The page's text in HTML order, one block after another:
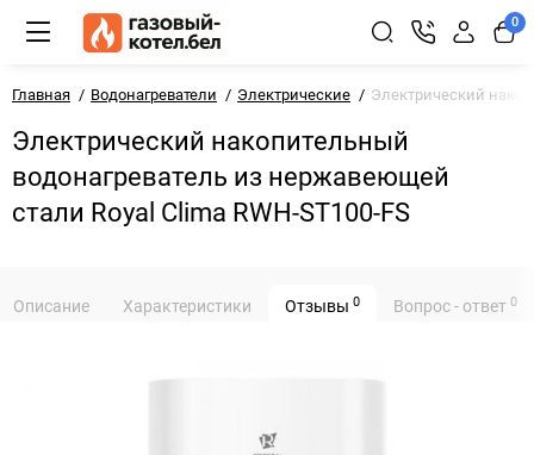
0
Главная Водонагреватели Электрические Электрический
Электрический накопительный
водонагреватель из нержавеющей
стали Royal Clima RWH-ST100-FS
Описание Характеристики Отзывы 0 Вопрос - ответ 0